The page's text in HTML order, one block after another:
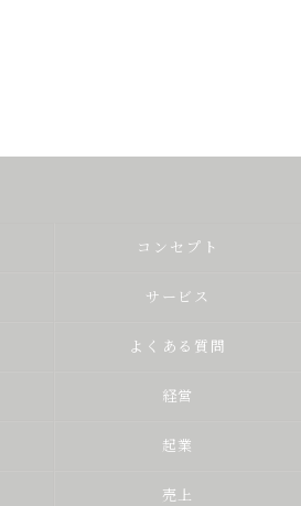
コンセプト
サービス
よくある質問
経営
起業
売上